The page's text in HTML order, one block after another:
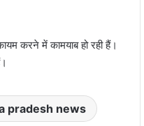
करने में कामयाब हो रही हैं।
pradesh news